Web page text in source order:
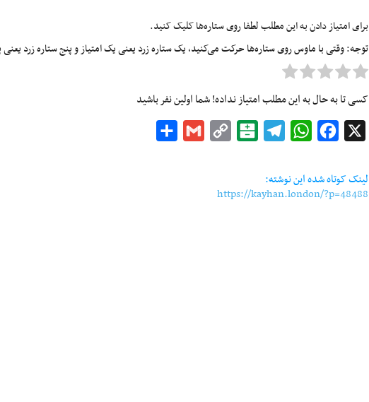
برای امتیاز دادن به این مطلب لطفا روی ستاره‌ها کلیک کنید.
توجه: وقتی با ماوس روی ستاره‌ها حرکت می‌کنید، یک ستاره زرد یعنی یک امتیاز و پنج ستاره زرد یعنی
کسی تا به حال به این مطلب امتیاز نداده! شما اولین نفر باشید
Facebook
WhatsApp
Telegram
Balatarin
Copy
Gmail
لینک کوتاه شده این نوشته:
https://kayhan.london/?p=48488